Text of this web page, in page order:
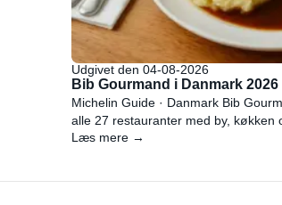
Udgivet den 04-08-2026
Bib Gourmand i Danmark 2026
Michelin Guide · Danmark Bib
alle 27 restauranter med by, køkken
Læs mere →